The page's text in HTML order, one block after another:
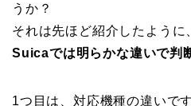
うか？
それは先ほど紹介したように
Suicaでは明らかな違いで判
1つ目は、対応機種の違いです